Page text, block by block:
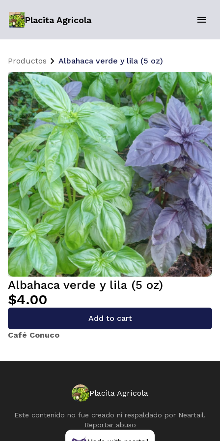
Placita Agrícola
Productos Albahaca verde y lila (5 oz)
Albahaca verde y lila (5 oz)
$4.00
Add to cart
Café Conuco
Placita Agrícola
Este contenido no fue creado ni respaldado por Neartail.
Reportar abuso